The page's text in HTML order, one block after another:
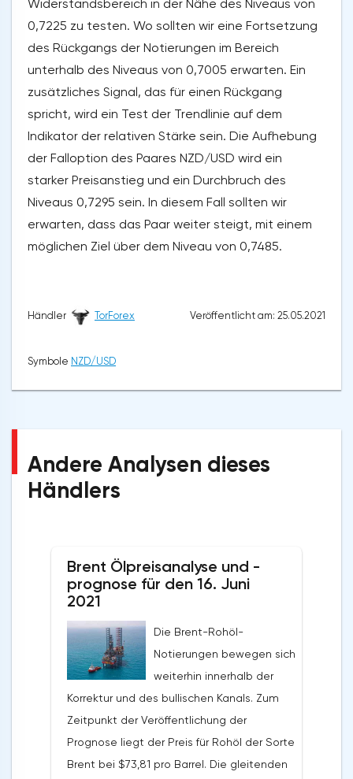
Widerstandsbereich in der Nähe des Niveaus von
0,7225 zu testen. Wo sollten wir eine Fortsetzung
des Rückgangs der Notierungen im Bereich
unterhalb des Niveaus von 0,7005 erwarten. Ein
zusätzliches Signal, das für einen Rückgang
spricht, wird ein Test der Trendlinie auf dem
Indikator der relativen Stärke sein. Die Aufhebung
der Falloption des Paares NZD/USD wird ein
starker Preisanstieg und ein Durchbruch des
Niveaus 0,7295 sein. In diesem Fall sollten wir
erwarten, dass das Paar weiter steigt, mit einem
möglichen Ziel über dem Niveau von 0,7485.
Händler TorForex Veröffentlicht am: 25.05.2021
Symbole NZD/USD
Andere Analysen dieses
Händlers
Brent Ölpreisanalyse und -
prognose für den 16. Juni
2021
Die Brent-Rohöl-
Notierungen bewegen sich
weiterhin innerhalb der
Korrektur und des bullischen Kanals. Zum
Zeitpunkt der Veröffentlichung der
Prognose liegt der Preis für Rohöl der Sorte
Brent bei $73,81 pro Barrel. Die gleitenden